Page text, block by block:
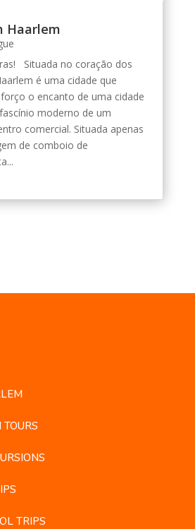
Haarlem
Situada no coração dos
é uma cidade que
o encanto de uma cidade
moderno de um
comercial. Situada apenas
de comboio de
TRIPS